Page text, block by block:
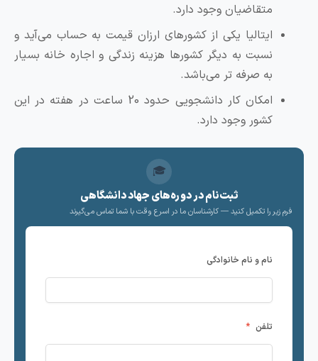
متقاضیان وجود دارد.
ایتالیا یکی از کشورهای ارزان قیمت به حساب می‌آید و
نسبت به دیگر کشورها هزینه زندگی و اجاره خانه بسیار
به صرفه تر می‌باشد.
امکان کار دانشجویی حدود 20 ساعت در هفته در این
کشور وجود دارد.
ثبت‌نام در دوره‌های جهاد دانشگاهی
را تکمیل کنید — کارشناسان ما در اسرع وقت با شما تماس می‌گیرند
نام و نام خانوادگی